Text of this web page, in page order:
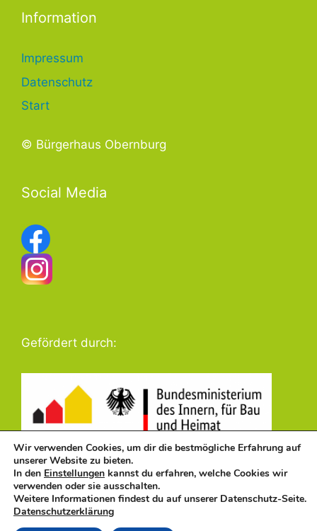
Information
Impressum
Datenschutz
Start
© Bürgerhaus Obernburg
Social Media
Gefördert durch:
Wir verwenden Cookies, um dir die bestmögliche Erfahrung auf
unserer Website zu bieten.
In den Einstellungen kannst du erfahren, welche Cookies wir
verwenden oder sie ausschalten.
Weitere Informationen findest du auf unserer Datenschutz-Seite.
Datenschutzerklärung